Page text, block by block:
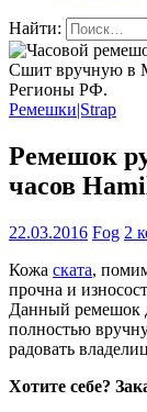
Найти:
Ремешки|Strap
Ремешок
часов
22.03.2016 Fog 2
Кожа ската,
прочна и
Данный ремешок
полностью
радовать
Хотите себе?